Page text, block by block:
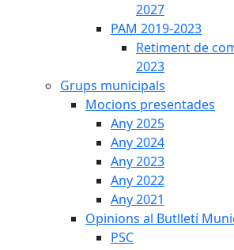
2027
PAM 2019-2023
Retiment de
2023
Grups municipals
Mocions presentades
Any 2025
Any 2024
Any 2023
Any 2022
Any 2021
Opinions al Butlletí
PSC